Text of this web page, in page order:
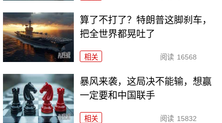
算了不打了？特朗普这脚刹车，
把全世界都晃吐了
相关 阅读 16568
暴风来袭，这局决不能输，想赢
一定要和中国联手
相关 阅读 15832